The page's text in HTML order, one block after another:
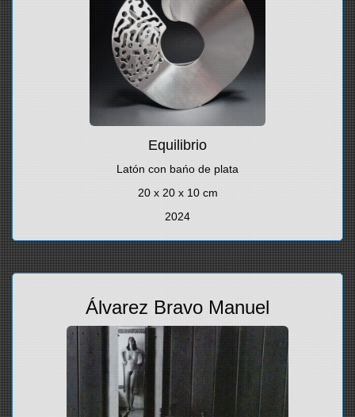
Equilibrio
Latón con bańo de plata
20 x 20 x 10 cm
2024
Álvarez Bravo Manuel